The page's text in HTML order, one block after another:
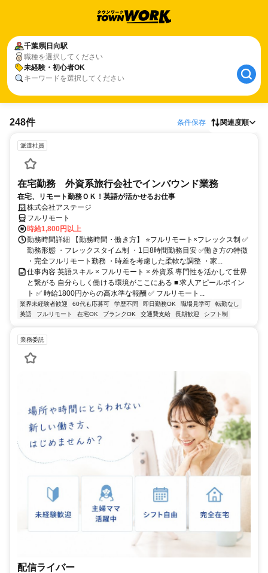
千葉県 日向駅
職種を選択してください
未経験・初心者OK
キーワードを選択してください
248件 条件保存 関連度順
派遣社員
在宅勤務 外資系旅行会社でインバウンド業務
在宅、リモート勤務ＯＫ！英語が活かせるお仕事
株式会社アステージ
フルリモート
時給1,800円以上
勤務時間詳細 【勤務時間・働き方】 ⭐フルリモート×フレックス制 ✅
勤務形態 ・フレックスタイム制 ・1日8時間勤務目安 ✅働き方の特徴
・完全フルリモート勤務 ・時差を考慮した柔軟な調整 ・家...
仕事内容 英語スキル × フルリモート × 外資系 専門性を活かして世界
と繋がる 自分らしく働ける環境がここにある ■ 求人アピールポイン
ト ✅ 時給1800円からの高水準な報酬 ✅ フルリモート...
業界未経験者歓迎 60代も応募可 学歴不問 即日勤務OK 職場見学可
転勤なし
英語
フルリモート 在宅OK ブランクOK 交通費支給 長期歓迎 シフト制
業務委託
配信ライバー